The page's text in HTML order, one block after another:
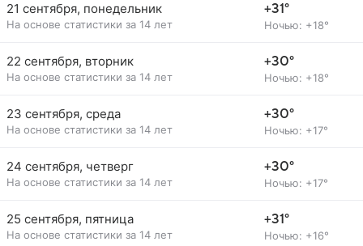
21 сентября, понедельник
На основе статистики за 14 лет
+31°
Ночью: +18°
22 сентября, вторник
На основе статистики за 14 лет
+30°
Ночью: +18°
23 сентября, среда
На основе статистики за 14 лет
+30°
Ночью: +17°
24 сентября, четверг
На основе статистики за 14 лет
+30°
Ночью: +17°
25 сентября, пятница
На основе статистики за 14 лет
+31°
Ночью: +16°